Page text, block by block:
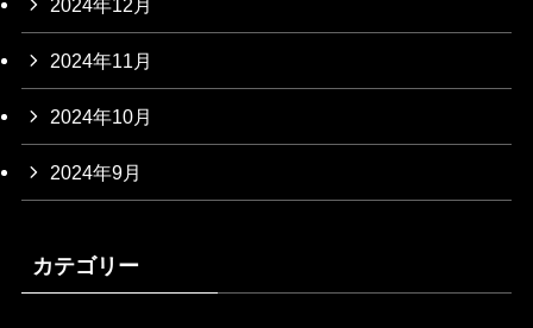
2024年11月
2024年10月
2024年9月
カテゴリー